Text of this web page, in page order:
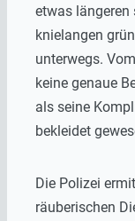
etwas längeren
knielangen
unterwegs.
keine genaue
als seine
bekleidet
Die Polizei
räuberischen